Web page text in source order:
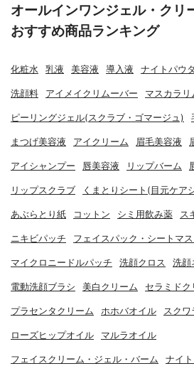
オールインワンジェル・クリ
おすすめ商品ランキング
化粧水 乳液 美容液 導入液 ナイトパウ
洗顔料 アイメイクリムーバー マスカラリ
ピーリングジェル(スクラブ・ゴマージュ)
まつげ美容液 アイクリーム 眉毛美容液
アイシャンプー 唇美容液 リップバーム
リップスクラブ くまとりシート(目元ケア
あぶらとり紙 コットン シミ用飲み薬 ス
ニキビパッチ フェイスパック・シートマス
マイクロニードルパッチ 洗顔クロス 洗顔
電動洗顔ブラシ 美白クリーム セラミドク
プラセンタクリーム ホホバオイル スク
ローズヒップオイル マルラオイル
フェイスクリーム・ジェル・バーム ナイ